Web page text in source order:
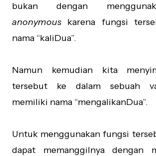
bukan dengan
anonymous karena fungsi
nama “kaliDua”.
Namun kemudian kita
tersebut ke dalam sebuah
memiliki nama “mengalikanDua”.
Untuk menggunakan fungsi
dapat memanggilnya dengan